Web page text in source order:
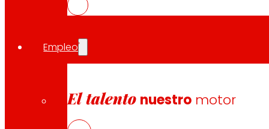
Empleo
El talento nuestro motor
Asimismo, se trata de un establecimiento
establecimiento, además de favorecer una luz y
energética que permiten reducir su consumo
EROSKI colabora con más de 1.600 proveedores de
supermercados, hipermercados, cash & carry y